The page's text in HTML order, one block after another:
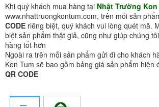
Khi quý khách mua hàng tại Nhật Trường Kon
www.nhattruongkontum.com, trên mỗi sản
CODE riêng biệt, quý khách vui lòng quét mã.
biệt sản phẩm thật giả, cũng như giúp chúng
hàng tốt hơn
Ngoài ra trên mỗi sản phẩm gửi đi cho khách
Kon Tum sẽ bao gồm bảng giá sản phẩm hiện
QR CODE